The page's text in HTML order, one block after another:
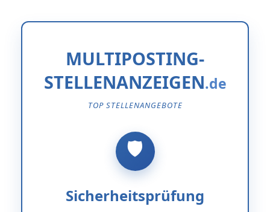
MULTIPOSTING-
STELLENANZEIGEN
TOP STELLENANGEBOTE
Sicherheitsprüfung